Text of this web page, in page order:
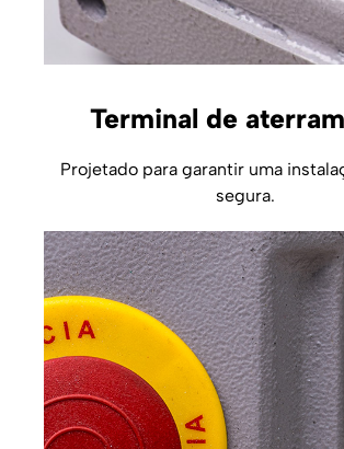
Terminal de
Projetado para garantir uma
segura.